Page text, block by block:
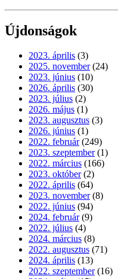
Újdonságok
2023. április (3)
2025. november (24)
2023. június (10)
2026. április (30)
2023. július (2)
2026. május (1)
2023. augusztus (3)
2026. június (1)
2022. február (249)
2023. szeptember (1)
2022. március (166)
2023. október (2)
2022. április (64)
2023. november (8)
2022. június (94)
2024. február (9)
2022. július (4)
2024. március (8)
2022. augusztus (71)
2024. április (13)
2022. szeptember (16)